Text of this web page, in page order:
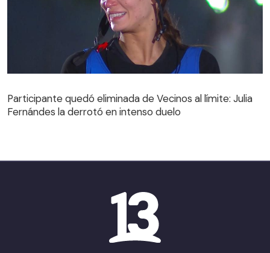
Fernándes la derrotó en intenso duelo
Participante quedó eliminada de Vecinos al límite: Julia
Fernándes la derrotó en intenso duelo